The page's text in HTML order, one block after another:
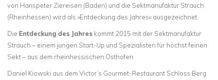
von Hanspeter Ziereisen (Baden) und die Sektmanufaktur Strauch
(Rheinhessen) wird als »Entdeckung des Jahres« ausgezeichnet.
Die Entdeckung des Jahres kommt 2015 mit der Sektmanufaktur
Strauch – einem jungen Start-Up und Spezialisten für höchst feinen
Sekt – aus dem rheinhessischen Osthofen
Daniel Kiowski aus dem Victor’s Gourmet-Restaurant Schloss Berg